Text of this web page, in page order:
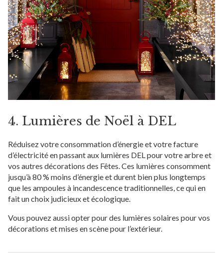
4. Lumières de Noël à DEL
Réduisez votre consommation d’énergie et votre facture
d’électricité en passant aux lumières DEL pour votre arbre et
vos autres décorations des Fêtes. Ces lumières consomment
jusqu’à 80 % moins d’énergie et durent bien plus longtemps
que les ampoules à incandescence traditionnelles, ce qui en
fait un choix judicieux et écologique.
Vous pouvez aussi opter pour des lumières solaires pour vos
décorations et mises en scène pour l’extérieur.